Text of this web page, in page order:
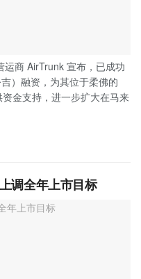
商 AirTrunk 宣布，已成功
）融资，为其位于柔佛的
金支持，进一步扩大在马来
调全年上市目标